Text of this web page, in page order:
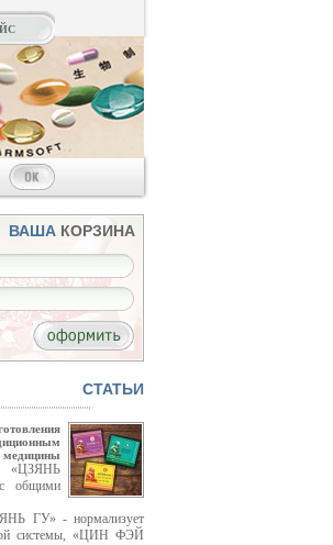
ВАША КОРЗИНА
CТАТЬИ
«ЦЗЯНЬ
общими
ГУ» - нормализует
системы, «ЦИН ФЭЙ